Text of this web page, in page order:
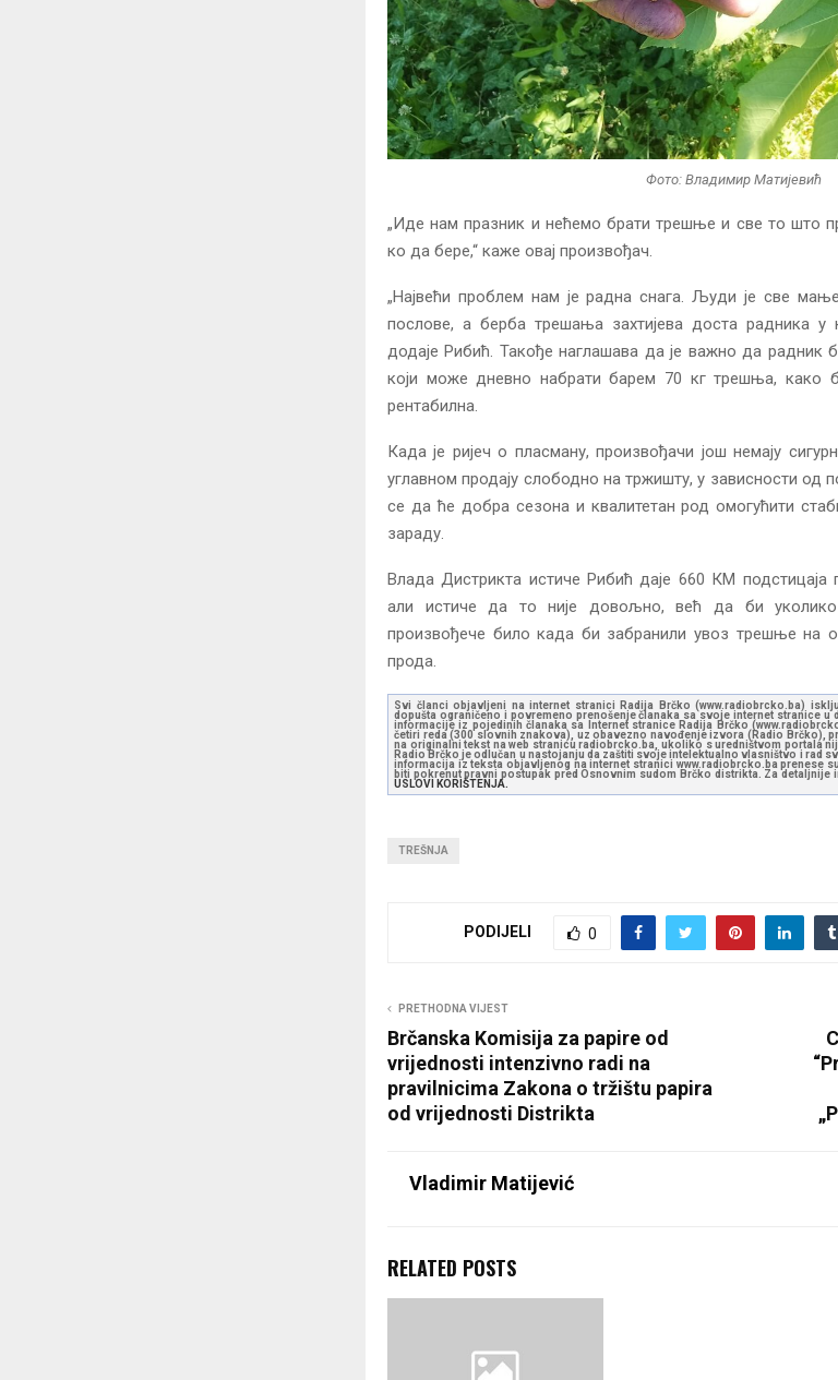
Фото: Владимир Матијевић
„Иде нам празник и нећемо брати трешње и све то што
ко да бере,“ каже овај произвођач.
„Највећи проблем нам је радна снага. Људи је све
послове, а берба трешања захтијева доста радника у
додаје Рибић. Такође наглашава да је важно да радник
који може дневно набрати барем 70 кг трешња, како
рентабилна.
Када је ријеч о пласману, произвођачи још немају
углавном продају слободно на тржишту, у зависности од
се да ће добра сезона и квалитетан род омогућити
зараду.
Влада Дистрикта истиче Рибић даје 660 КМ подстицаја
али истиче да то није довољно, већ да би
произвођече било када би забранили увоз трешње на
прода.
Svi članci objavljeni na internet stranici Radija Brčko (www.radiobrcko.ba)
dopušta ograničeno i povremeno prenošenje članaka sa svoje internet stranice u
informacije iz pojedinih članaka sa Internet stranice Radija Brčko
četiri reda (300 slovnih znakova), uz obavezno navođenje izvora (Radio Brčko),
na originalni tekst na web stranicu radiobrcko.ba, ukoliko s uredništvom portala
Radio Brčko je odlučan u nastojanju da zaštiti svoje intelektualno vlasništvo i rad
informacija iz teksta objavljenog na internet stranici www.radiobrcko.ba prenese
biti pokrenut pravni postupak pred Osnovnim sudom Brčko distrikta. Za
USLOVI KORIŠTENJA.
TREŠNJA
PODIJELI 0
PRETHODNA VIJEST
Brčanska Komisija za papire od
vrijednosti intenzivno radi na
pravilnicima Zakona o tržištu papira
od vrijednosti Distrikta
Vladimir Matijević
RELATED POSTS